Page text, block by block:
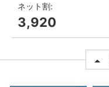
ネット割:
3,920